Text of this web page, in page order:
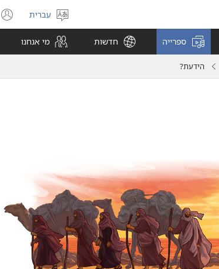
בחר
שפה
עברית
ספרייה חדשות מי אנחנו
הידעת?‏